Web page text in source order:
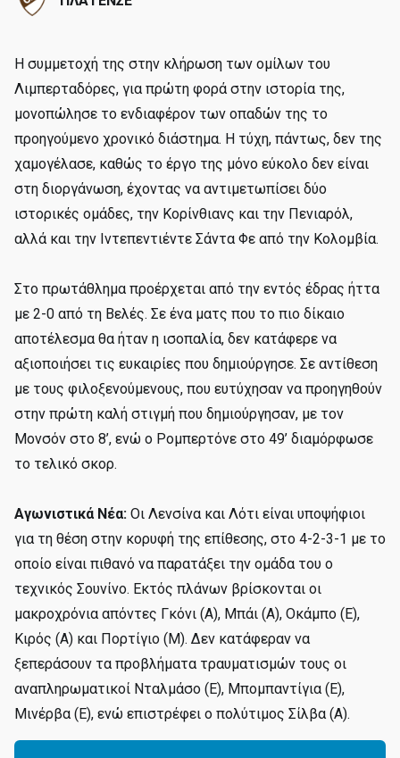
Η συμμετοχή της στην κλήρωση των ομίλων του
Λιμπερταδόρες, για πρώτη φορά στην ιστορία της,
μονοπώλησε το ενδιαφέρον των οπαδών της το
προηγούμενο χρονικό διάστημα. Η τύχη, πάντως, δεν της
χαμογέλασε, καθώς το έργο της μόνο εύκολο δεν είναι
στη διοργάνωση, έχοντας να αντιμετωπίσει δύο
ιστορικές ομάδες, την Κορίνθιανς και την Πενιαρόλ,
αλλά και την Ιντεπεντιέντε Σάντα Φε από την Κολομβία.
Στο πρωτάθλημα προέρχεται από την εντός έδρας ήττα
με 2-0 από τη Βελές. Σε ένα ματς που το πιο δίκαιο
αποτέλεσμα θα ήταν η ισοπαλία, δεν κατάφερε να
αξιοποιήσει τις ευκαιρίες που δημιούργησε. Σε αντίθεση
με τους φιλοξενούμενους, που ευτύχησαν να προηγηθούν
στην πρώτη καλή στιγμή που δημιούργησαν, με τον
Μονσόν στο 8’, ενώ ο Ρομπερτόνε στο 49’ διαμόρφωσε
το τελικό σκορ.
Αγωνιστικά Νέα: Οι Λενσίνα και Λότι είναι υποψήφιοι
για τη θέση στην κορυφή της επίθεσης, στο 4-2-3-1 με το
οποίο είναι πιθανό να παρατάξει την ομάδα του ο
τεχνικός Σουνίνο. Εκτός πλάνων βρίσκονται οι
μακροχρόνια απόντες Γκόνι (Α), Μπάι (Α), Οκάμπο (Ε),
Κιρός (Α) και Πορτίγιο (Μ). Δεν κατάφεραν να
ξεπεράσουν τα προβλήματα τραυματισμών τους οι
αναπληρωματικοί Νταλμάσο (Ε), Μπομπαντίγια (Ε),
Μινέρβα (Ε), ενώ επιστρέφει ο πολύτιμος Σίλβα (Α).